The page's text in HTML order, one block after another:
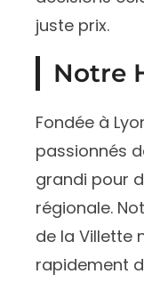
juste prix.
Notre
Fondée à
passionnés
grandi pour
régionale.
de la Villette
rapidement